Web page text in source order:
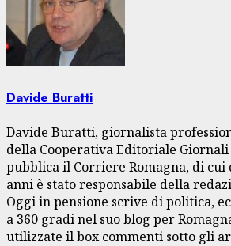
Davide Buratti
Davide Buratti, giornalista
della Cooperativa Editoriale Giornali
pubblica il Corriere Romagna, di cui
anni è stato responsabile della
Oggi in pensione scrive di politica,
a 360 gradi nel suo blog per
utilizzate il box commenti sotto gli